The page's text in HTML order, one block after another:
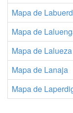
Mapa de
Mapa de
Mapa de Lalueza
Mapa de Lanaja
Mapa de